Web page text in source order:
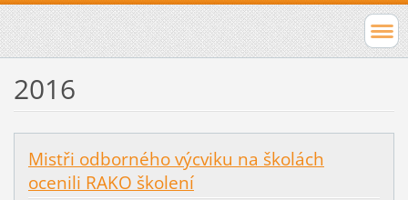
2016
Mistři odborného výcviku na školách
ocenili RAKO školení